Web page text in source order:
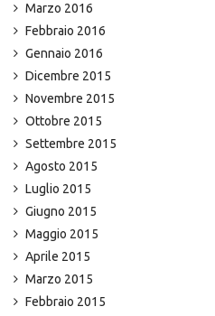
Marzo 2016
Febbraio 2016
Gennaio 2016
Dicembre 2015
Novembre 2015
Ottobre 2015
Settembre 2015
Agosto 2015
Luglio 2015
Giugno 2015
Maggio 2015
Aprile 2015
Marzo 2015
Febbraio 2015